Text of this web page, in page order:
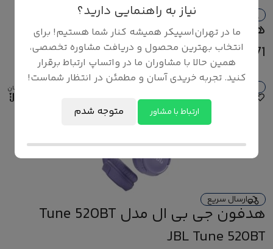
هندزفری انکر مدل Soundcore AeroFit
Pro A3871
Anker Soundcore AeroFit Pro A3871
8,210,000 تومان
ارسال سریع
هدفون جی بی ال مدل Tune 520BT
JBL Tune 520BT
نیاز به راهنمایی دارید؟
ما در تهران‌اسپیکر همیشه کنار شما هستیم! برای
انتخاب بهترین محصول و دریافت مشاوره تخصصی،
همین حالا با مشاوران ما در واتساپ ارتباط برقرار
کنید. تجربه خریدی آسان و مطمئن در انتظار شماست!
ارتباط با مشاور متوجه شدم